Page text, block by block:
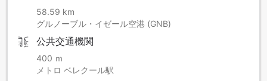
8月1日～8月25日の間は、「Light Bar」にて19時～22時に営
業いたします。シェフ特製の新メニュー「Le comptoir du
Light」を月曜～日曜のディナータイムにご用意し、ルームサ
ービスのランチメニュー（12時～14時）もご利用いただけま
また、7月5日～8月3日の間は、朝食ビュッフェを特別に
58.59 km
グルノーブル・イゼール空港 (GNB)
公共交通機関
400 ｍ
メトロ ベレクール駅